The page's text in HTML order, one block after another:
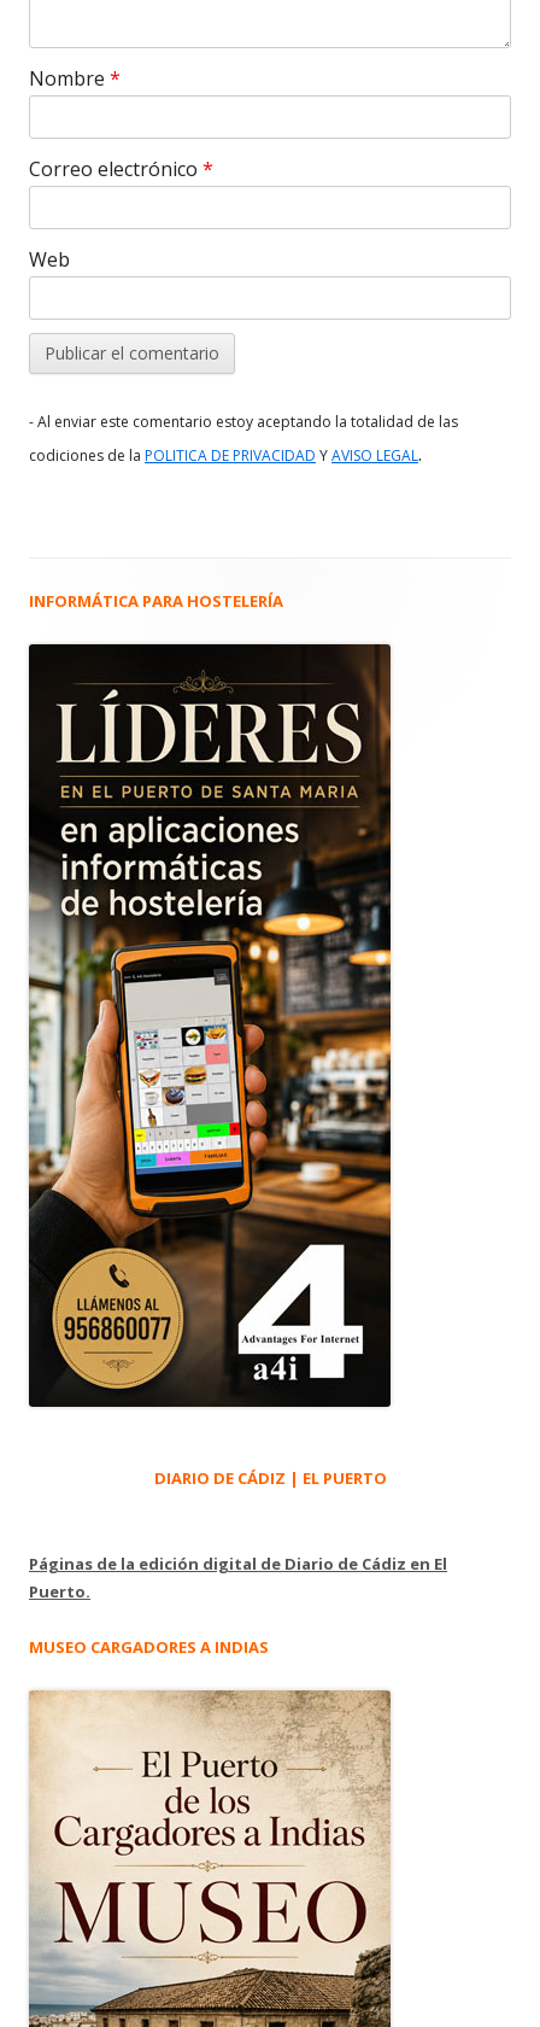
Nombre *
Correo electrónico *
Web
- Al enviar este comentario estoy aceptando la totalidad de las
codiciones de la POLITICA DE PRIVACIDAD YAVISO LEGAL.
Barra
principal
INFORMÁTICA PARA HOSTELERÍA
DIARIO DE CÁDIZ | EL PUERTO
Páginas de la edición digital de Diario de Cádiz en El
Puerto.
MUSEO CARGADORES A INDIAS